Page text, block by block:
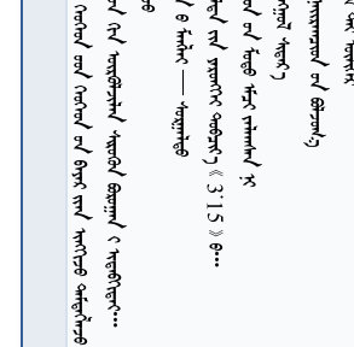
7
7